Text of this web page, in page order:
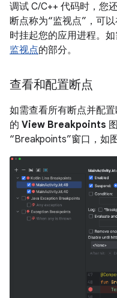
调试 C/C++ 代码时，您
断点称为“监视点”，可
时挂起您的应用进程。
监视点的部分。
查看和配置断点
如需查看所有断点并配
的 View Breakpoints
“Breakpoints”窗口，如